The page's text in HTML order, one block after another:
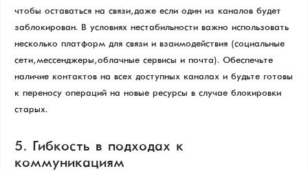
чтобы оставаться на связи, даже если один из каналов будет
заблокирован. В условиях нестабильности важно использовать
несколько платформ для связи и взаимодействия (социальные
сети, мессенджеры, облачные сервисы и почта). Обеспечьте
наличие контактов на всех доступных каналах и будьте готовы
к переносу операций на новые ресурсы в случае блокировки
старых.
5. Гибкость в подходах к
коммуникациям